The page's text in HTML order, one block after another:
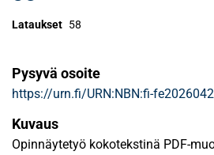
Lataukset 58
Pysyvä osoite
https://urn.fi/URN:NBN:fi-
Kuvaus
Opinnäytetyö kokotekstinä PDF-